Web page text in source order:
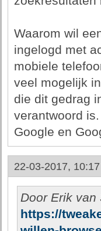
Waarom wil
ingelogd met
mobiele
veel mogelijk
die dit gedrag
verantwoord
Google en
22-03-2017,
Door Erik van
https://